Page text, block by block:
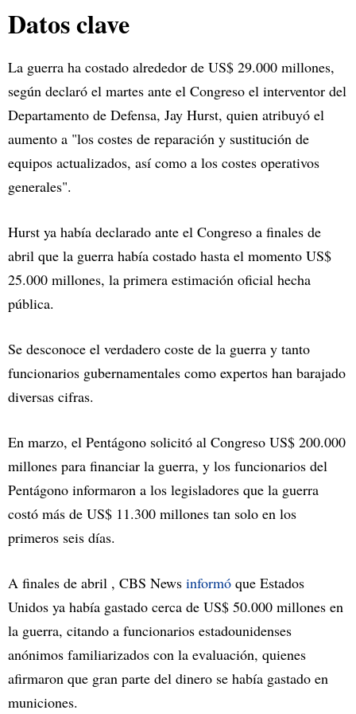
Datos clave
La guerra ha costado alrededor de US$ 29.000 millones,
según declaró el martes ante el Congreso el interventor del
Departamento de Defensa, Jay Hurst, quien atribuyó el
aumento a "los costes de reparación y sustitución de
equipos actualizados, así como a los costes operativos
generales".
Hurst ya había declarado ante el Congreso a finales de
abril que la guerra había costado hasta el momento US$
25.000 millones, la primera estimación oficial hecha
pública.
Se desconoce el verdadero coste de la guerra y tanto
funcionarios gubernamentales como expertos han barajado
diversas cifras.
En marzo, el Pentágono solicitó al Congreso US$ 200.000
millones para financiar la guerra, y los funcionarios del
Pentágono informaron a los legisladores que la guerra
costó más de US$ 11.300 millones tan solo en los
primeros seis días.
A finales de abril , CBS News informó que Estados
Unidos ya había gastado cerca de US$ 50.000 millones en
la guerra, citando a funcionarios estadounidenses
anónimos familiarizados con la evaluación, quienes
afirmaron que gran parte del dinero se había gastado en
municiones.